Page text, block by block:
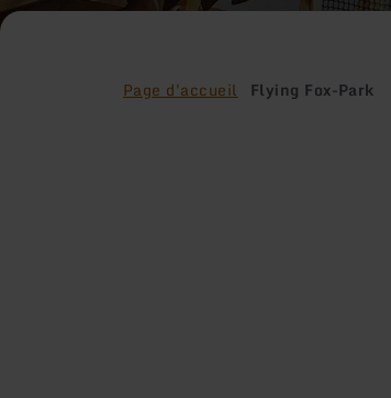
Page d'accueil Flying Fox-Park